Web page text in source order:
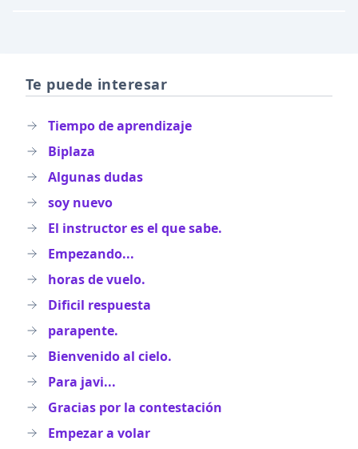
Te puede interesar
Tiempo de aprendizaje
Biplaza
Algunas dudas
soy nuevo
El instructor es el que sabe.
Empezando...
horas de vuelo.
Dificil respuesta
parapente.
Bienvenido al cielo.
Para javi...
Gracias por la contestación
Empezar a volar